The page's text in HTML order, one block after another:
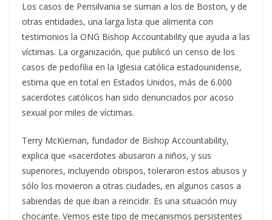
Los casos de Pensilvania se suman a los de Boston, y de
otras entidades, una larga lista que alimenta con
testimonios la ONG Bishop Accountability que ayuda a las
víctimas. La organización, que publicó un censo de los
casos de pedofilia en la Iglesia católica estadounidense,
estima que en total en Estados Unidos, más de 6.000
sacerdotes católicos han sido denunciados por acoso
sexual por miles de víctimas.
Terry McKiernan, fundador de Bishop Accountability,
explica que «sacerdotes abusaron a niños, y sus
superiores, incluyendo obispos, toleraron estos abusos y
sólo los movieron a otras ciudades, en algunos casos a
sabiendas de que iban a reincidir. Es una situación muy
chocante. Vemos este tipo de mecanismos persistentes